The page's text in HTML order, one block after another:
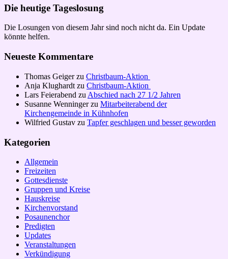
Die heutige Tageslosung
Die Losungen von diesem Jahr sind noch nicht da. Ein Update
könnte helfen.
Neueste Kommentare
Thomas Geigerzu Christbaum-Aktion
Anja Klughardt zu Christbaum-Aktion
Lars Feierabend zu Abschied nach 27 1/2 Jahren
Susanne Wenningerzu Mitarbeiterabend der
Kirchengemeinde in Kühnhofen
Wilfried Gustav zu Tapfer geschlagen und besser geworden
Kategorien
Allgemein
Freizeiten
Gottesdienste
Gruppen und Kreise
Hauskreise
Kirchenvorstand
Posaunenchor
Predigten
Updates
Veranstaltungen
Verkündigung